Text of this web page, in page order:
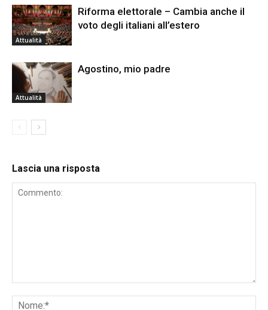
Attualità
Riforma elettorale – Cambia anche il
voto degli italiani all’estero
Attualità
Agostino, mio padre
Lascia una risposta